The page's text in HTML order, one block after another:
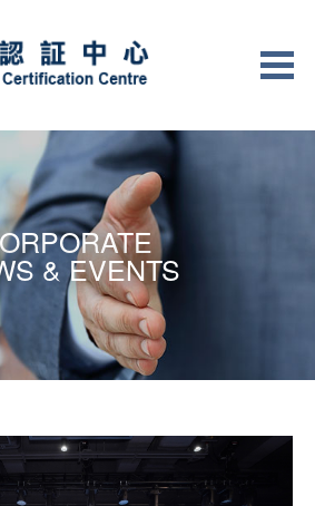
& EVENTS